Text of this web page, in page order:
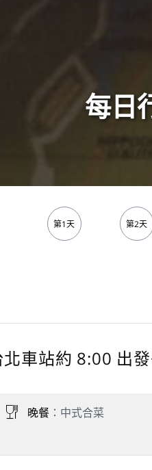
每日
第1天 第2天
車站約 8:00 出
晚餐：中式合菜